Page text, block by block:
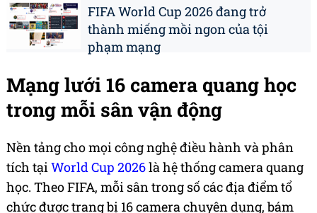
FIFA World Cup 2026 đang trở
thành miếng mồi ngon của tội
phạm mạng
Mạng lưới 16 camera quang học
trong mỗi sân vận động
Nền tảng cho mọi công nghệ điều hành và phân
tích tạiWorld Cup 2026là hệ thống camera quang
học. Theo FIFA, mỗi sân trong số các địa điểm tổ
chức được trang bị 16 camera chuyên dụng, bám